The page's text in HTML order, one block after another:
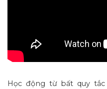
Học động từ bất quy